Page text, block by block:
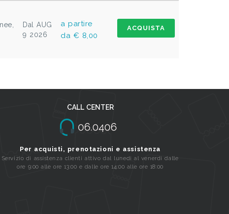
Dal AUG
9 2026
a partire
da € 8,00
ACQUISTA
CALL CENTER
Per acquisti, prenotazioni e assistenza
Servizio di assistenza clienti attivo dal lunedi al venerdi dalle
ore 9:00 alle ore 13:00 e dalle ore 14:00 alle ore 18:00